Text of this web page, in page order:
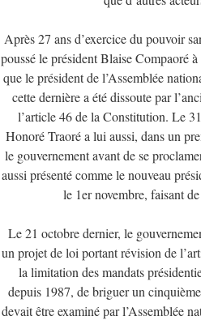
Après 27 ans d’exercice du pouvoir
poussé le président Blaise Compaoré
que le président de l’Assemblée
cette dernière a été dissoute par
l’article 46 de la Constitution. Le
Honoré Traoré a lui aussi, dans un
le gouvernement avant de se
aussi présenté comme le nouveau
le 1er novembre, faisant
Le 21 octobre dernier, le
un projet de loi portant révision de
la limitation des mandats
depuis 1987, de briguer un
devait être examiné par l’Assemblée